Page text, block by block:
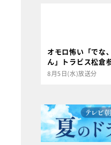
オモロ怖い「でな
ん」トラビス松倉
8月5日(水)放送分